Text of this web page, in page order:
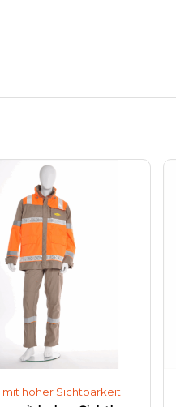
mit hoher Sichtbarkeit